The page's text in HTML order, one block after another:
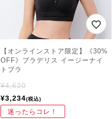
【オンラインストア限定】《30%
OFF》ブラデリス イージーナイ
トブラ
¥4,620
¥3,234 税込
迷ったらコレ！